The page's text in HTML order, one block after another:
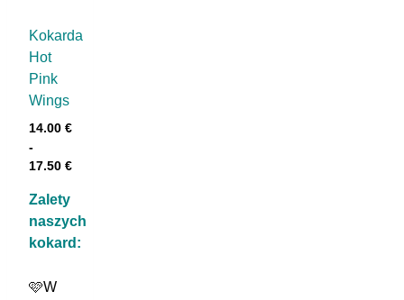
Kokarda
Hot
Pink
Wings
14.00 €
-
17.50 €
Zalety
naszych
kokard:
🩷W